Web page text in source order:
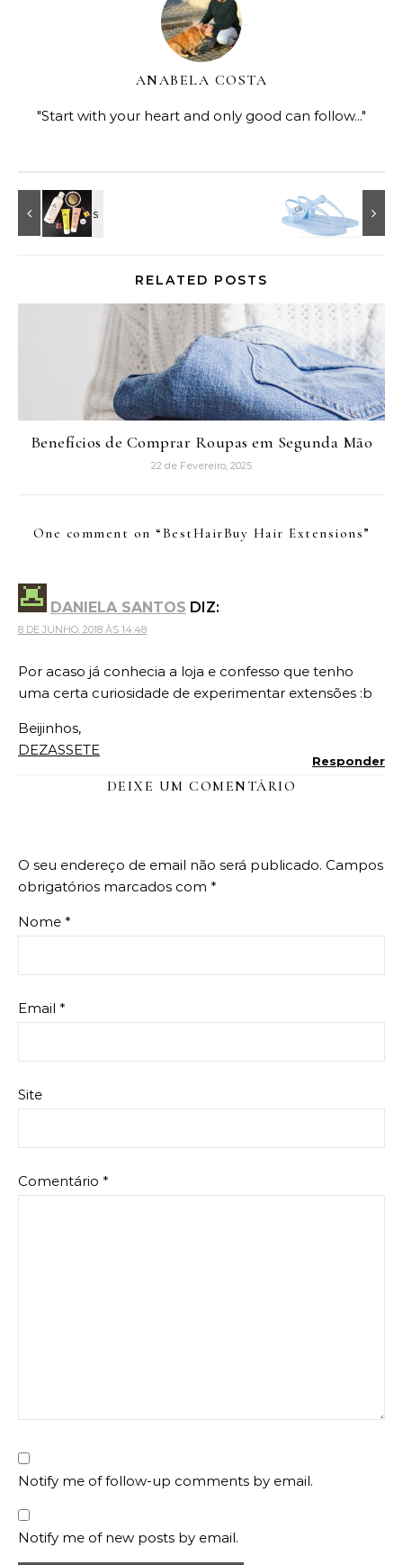
ANABELA COSTA
"Start with your heart and only good can follow..."
RELATED POSTS
Benefícios de Comprar Roupas em Segunda Mão
22 de Fevereiro, 2025
One comment on “BestHairBuy Hair Extensions”
DANIELA SANTOS DIZ:
8 DE JUNHO, 2018 ÀS 14:48
Por acaso já conhecia a loja e confesso que tenho
uma certa curiosidade de experimentar extensões :b
Beijinhos,
DEZASSETE
Responder
DEIXE UM COMENTÁRIO
O seu endereço de email não será publicado. Campos
obrigatórios marcados com *
Nome *
Email *
Site
Comentário *
Notify me of follow-up comments by email.
Notify me of new posts by email.